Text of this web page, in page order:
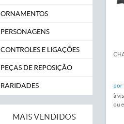
ORNAMENTOS
PERSONAGENS
CONTROLES E LIGAÇÕES
PEÇAS DE REPOSIÇÃO
RARIDADES
MAIS VENDIDOS
por
à
ou